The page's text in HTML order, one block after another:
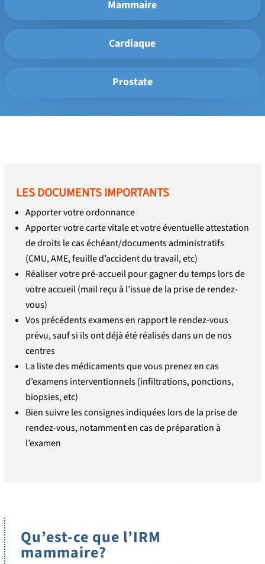
Mammaire
Cardiaque
Prostate
LES DOCUMENTS IMPORTANTS
Apporter votre ordonnance
Apporter votre carte vitale et votre éventuelle attestation
de droits le cas échéant/documents administratifs
(CMU, AME, feuille d’accident du travail, etc)
Réaliser votre pré-accueil pour gagner du temps lors de
votre accueil (mail reçu à l’issue de la prise de rendez-
vous)
Vos précédents examens en rapport le rendez-vous
prévu, sauf si ils ont déjà été réalisés dans un de nos
centres
La liste des médicaments que vous prenez en cas
d’examens interventionnels (infiltrations, ponctions,
biopsies, etc)
Bien suivre les consignes indiquées lors de la prise de
rendez-vous, notamment en cas de préparation à
l’examen
Qu’est-ce que l’IRM
mammaire?